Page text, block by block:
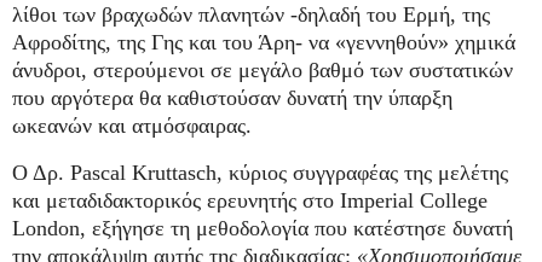
λίθοι των βραχωδών πλανητών -δηλαδή του Ερμή, της
Αφροδίτης, της Γης και του Άρη- να «γεννηθούν» χημικά
άνυδροι, στερούμενοι σε μεγάλο βαθμό των συστατικών
που αργότερα θα καθιστούσαν δυνατή την ύπαρξη
ωκεανών και ατμόσφαιρας.
Ο Δρ. Pascal Kruttasch, κύριος συγγραφέας της μελέτης
και μεταδιδακτορικός ερευνητής στο Imperial College
London, εξήγησε τη μεθοδολογία που κατέστησε δυνατή
την αποκάλυψη αυτής της διαδικασίας: «Χρησιμοποιήσαμε